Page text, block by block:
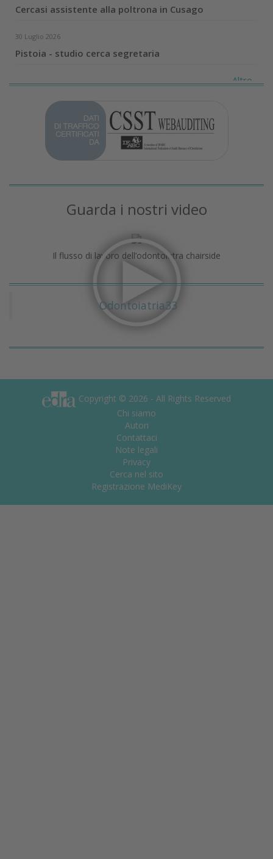
Cercasi assistente alla poltrona in Cusago
30 Luglio 2026
Pistoia - studio cerca segretaria
Altro...
Guarda i nostri video
Il flusso di lavoro dell’odontoiatra chairside
Odontoiatria33
Copyright © 2026 - All Rights Reserved
Chi siamo
Autori
Contattaci
Note legali
Privacy
Cerca nel sito
Registrazione MediKey